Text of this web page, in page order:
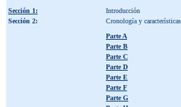
Sección 1:
Introducción
Sección 2:
Cronología y
Parte A
Parte B
Parte C
Parte D
Parte E
Parte F
Parte G